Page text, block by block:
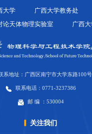
大学 广西大学教务处
论天体物理实验室
广西
系地址：广西区南宁市大学东路100号
联系电话：0771-3237386
邮 编 ：530004
关注我们